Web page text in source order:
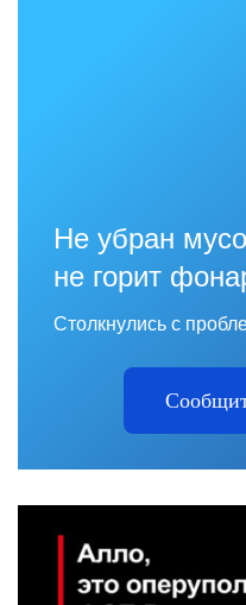
Не убран
не горит
Столкнулись с